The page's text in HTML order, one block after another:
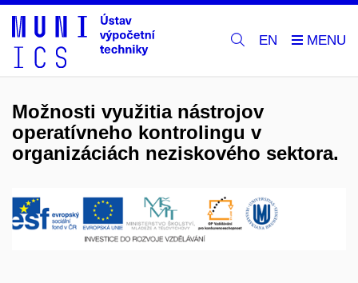
EN
Možnosti využitia nástrojov
operatívneho kontrolingu v
organizáciách neziskového sektora.